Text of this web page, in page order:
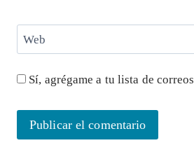
Web
Sí, agrégame a tu lista de correos